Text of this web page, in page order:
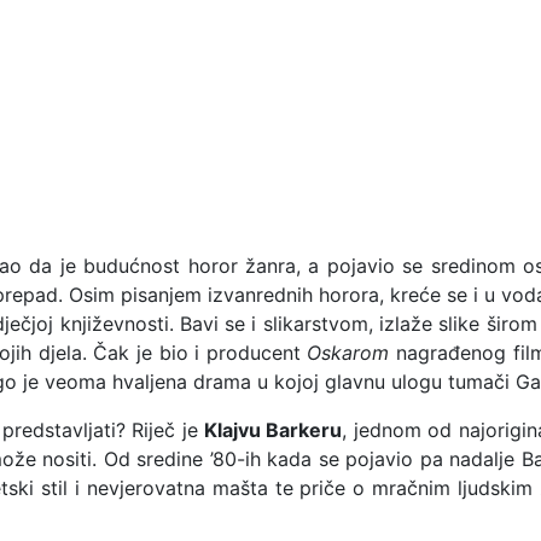
da je budućnost horor žanra, a pojavio se sredinom
Osim pisanjem izvanrednih horora, kreće se i u
književnosti. Bavi se i slikarstvom, izlaže slike
djela. Čak je bio i producent Oskarom nagrađenog
je veoma hvaljena drama u kojoj glavnu ulogu tumači
Riječ je Klajvu Barkeru, jednom od
nositi. Od sredine ’80-ih kada se pojavio pa nadalje
stil i nevjerovatna mašta te priče o mračnim